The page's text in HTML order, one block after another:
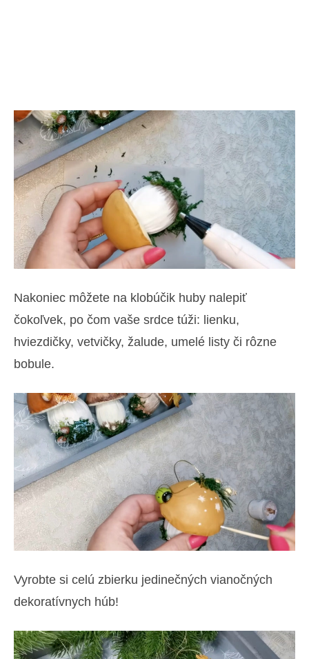
Nakoniec môžete na klobúčik huby nalepiť
čokoľvek, po čom vaše srdce túži: lienku,
hviezdičky, vetvičky, žalude, umelé listy či rôzne
bobule.
Vyrobte si celú zbierku jedinečných vianočných
dekoratívnych húb!